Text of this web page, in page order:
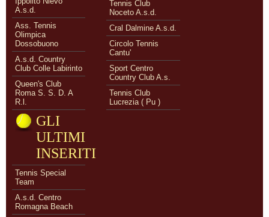
A.s.d.
Ass. Tennis
Olimpica
Dossobuono
A.s.d. Country
Club Colle Labirinto
Queen's Club
Roma S. S. D. A
R.l.
Tennis Club
Noceto A.s.d.
Cral Dalmine A.s.d.
Circolo Tennis
Cantu'
Sport Centro
Country Club A.s.
Tennis Club
Lucrezia ( Pu )
GLI
ULTIMI
INSERITI
Tennis Special
Team
A.s.d. Centro
Romagna Beach